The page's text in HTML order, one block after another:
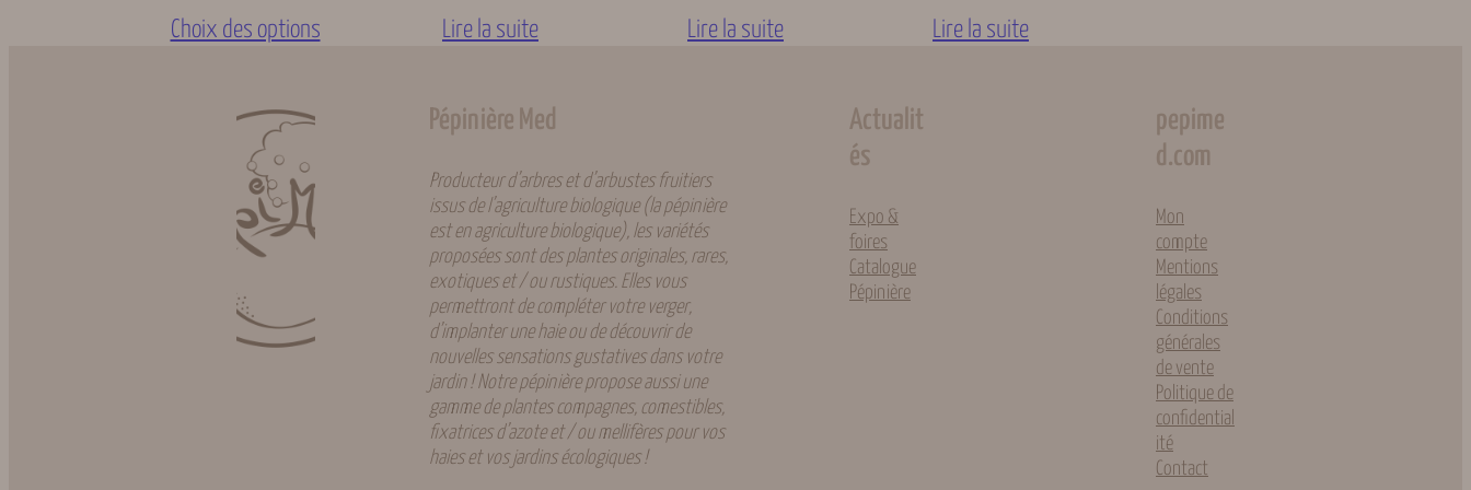
Origine géographique Europe
Rusticité Rustique (-10 à -20 °C)
Type de sols Tous type de sols
Choix des options Lire la suite Lire la suite Lire la suite
Pépinière Med
Producteur d’arbres et d’arbustes fruitiers
issus de l’agriculture biologique (la pépinière
est en agriculture biologique), les variétés
proposées sont des plantes originales, rares,
exotiques et / ou rustiques. Elles vous
permettront de compléter votre verger,
d’implanter une haie ou de découvrir de
nouvelles sensations gustatives dans votre
jardin ! Notre pépinière propose aussi une
gamme de plantes compagnes, comestibles,
fixatrices d’azote et / ou mellifères pour vos
haies et vos jardins écologiques !
Actualit
és
Expo &
foires
Catalogue
Pépinière
pepime
d.com
Mon
compte
Mentions
légales
Conditions
générales
de vente
Politique de
confidential
ité
Contact